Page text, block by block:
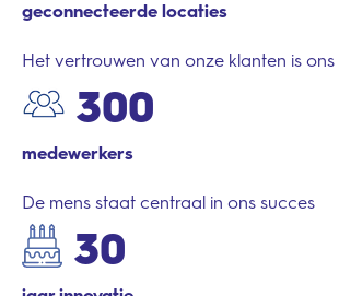
geconnecteerde locaties
Het vertrouwen van onze klanten is
300
medewerkers
De mens staat centraal in ons succes
30